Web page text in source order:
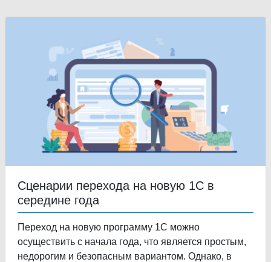
Сценарии перехода на новую 1С в
середине года
Переход на новую программу 1С можно
осуществить с начала года, что является простым,
недорогим и безопасным вариантом. Однако, в